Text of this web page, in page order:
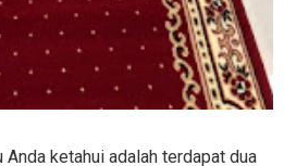
Anda ketahui adalah terdapat dua